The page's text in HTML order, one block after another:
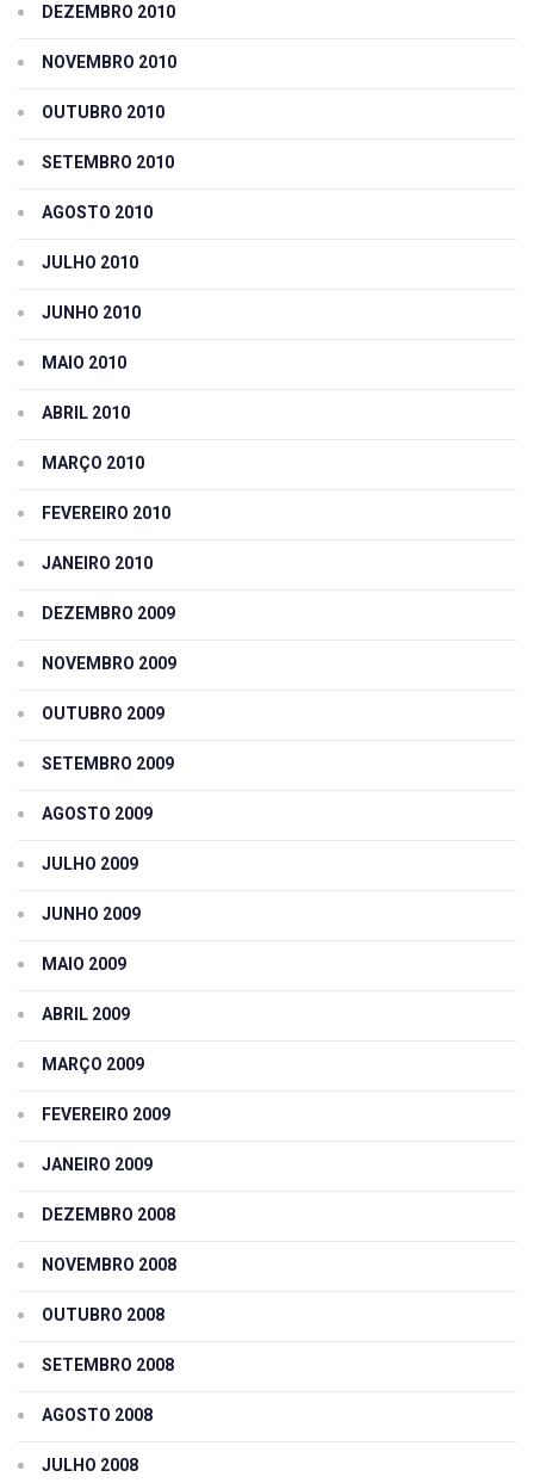
DEZEMBRO 2010
NOVEMBRO 2010
OUTUBRO 2010
SETEMBRO 2010
AGOSTO 2010
JULHO 2010
JUNHO 2010
MAIO 2010
ABRIL 2010
MARÇO 2010
FEVEREIRO 2010
JANEIRO 2010
DEZEMBRO 2009
NOVEMBRO 2009
OUTUBRO 2009
SETEMBRO 2009
AGOSTO 2009
JULHO 2009
JUNHO 2009
MAIO 2009
ABRIL 2009
MARÇO 2009
FEVEREIRO 2009
JANEIRO 2009
DEZEMBRO 2008
NOVEMBRO 2008
OUTUBRO 2008
SETEMBRO 2008
AGOSTO 2008
JULHO 2008